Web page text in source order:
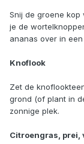
Snij de groene
je de
ananas over in
Knoflook
Zet de
grond (of plant in
zonnige plek.
Citroengras, prei,